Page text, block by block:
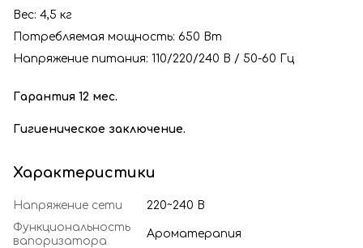
Вес: 4,5 кг
Потребляемая мощность: 650 Вт
Напряжение питания: 110/220/240 В / 50-60 Гц
Гарантия 12 мес.
Гигиеническое заключение.
Характеристики
Напряжение сети
220~240 В
Функциональность
вапоризатора
Ароматерапия